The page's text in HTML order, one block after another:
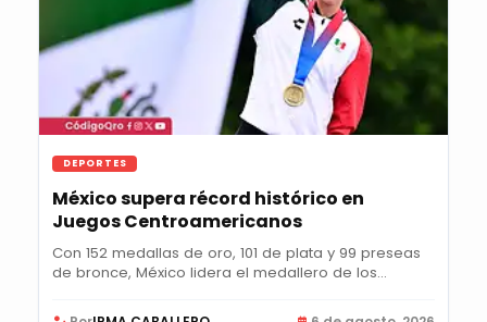
DEPORTES
México supera récord histórico en
Juegos Centroamericanos
Con 152 medallas de oro, 101 de plata y 99 preseas
de bronce, México lidera el medallero de los...